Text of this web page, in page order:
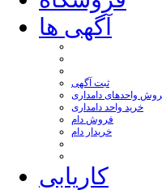
آگهی ها
ثبت آگهی
واحدهای دامداری
خرید واحد دامداری
فروش دام
خریدار دام
کاریابی